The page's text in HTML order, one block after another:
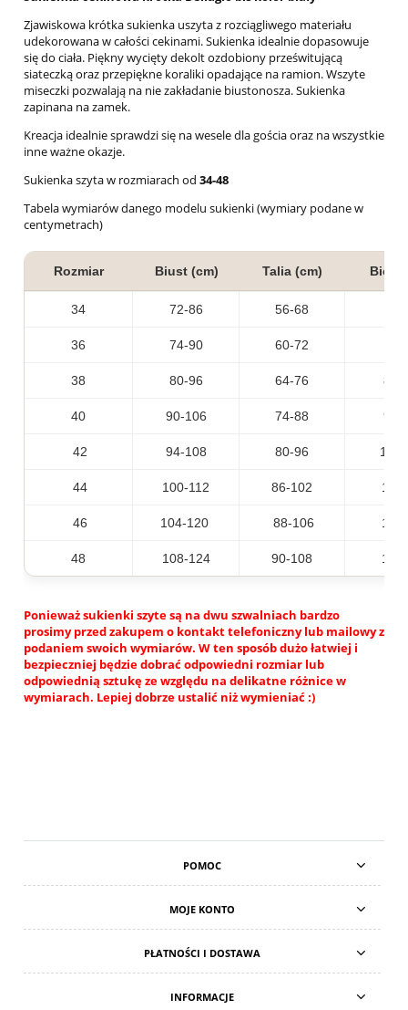
Zjawiskowa krótka sukienka uszyta z rozciągliwego materiału
udekorowana w całości cekinami. Sukienka idealnie dopasowuje
się do ciała. Piękny wycięty dekolt ozdobiony prześwitującą
siateczką oraz przepiękne koraliki opadające na ramion. Wszyte
miseczki pozwalają na nie zakładanie biustonosza. Sukienka
zapinana na zamek.
Kreacja idealnie sprawdzi się na wesele dla gościa oraz na wszystkie
inne ważne okazje.
Sukienka szyta w rozmiarach od 34-48
Tabela wymiarów danego modelu sukienki (wymiary podane w
centymetrach)
Rozmiar Biust (cm) Talia (cm)
34 72-86 56-68
36 74-90 60-72
38 80-96 64-76 86-
40 90-106 74-88 96-
42 94-108 80-96
44 100-112 86-102
46 104-120 88-106
48 108-124 90-108
Ponieważ sukienki szyte są na dwu szwalniach bardzo
prosimy przed zakupem o kontakt telefoniczny lub mailowy z
podaniem swoich wymiarów. W ten sposób dużo łatwiej i
bezpieczniej będzie dobrać odpowiedni rozmiar lub
odpowiednią sztukę ze względu na delikatne różnice w
wymiarach. Lepiej dobrze ustalić niż wymieniać :)
POMOC
MOJE KONTO
PŁATNOŚCI I DOSTAWA
INFORMACJE